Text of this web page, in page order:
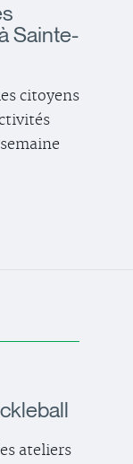
Sainte-
citoyens
ateliers